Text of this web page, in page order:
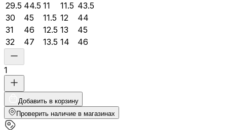
29.5 44.5 11 11.5 43.5
30
45 11.5 12
44
31
46 12.5 13
45
32
47 13.5 14 46
1
Добавить в корзину
Проверить наличие в магазинах